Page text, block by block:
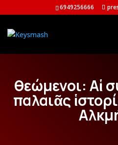
6949256666
θεώμενοι: Αἱ
παλαιᾶς